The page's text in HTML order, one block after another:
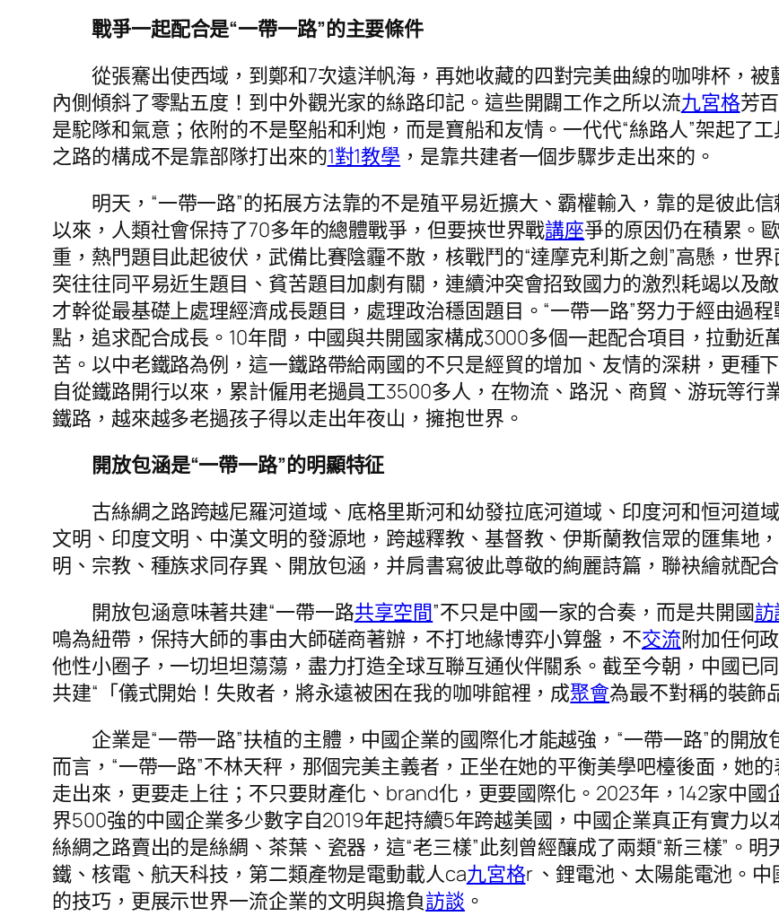
戰爭一起配合是“一帶一路”的主要條件
從張騫出使西域，到鄭和7次遠洋帆海，再她收藏的四對完美曲線的咖啡杯，
內側傾斜了零點五度！到中外觀光家的絲路印記。這些開闢工作之所以流九宮格芳
是駝隊和氣意；依附的不是堅船和利炮，而是寶船和友情。一代代“絲路人”架起了
之路的構成不是靠部隊打出來的1對1教學 ，是靠共建者一個步驟步走出來的。
明天，“一帶一路”的拓展方法靠的不是殖平易近擴大、霸權輸入，靠的是彼此
以來，人類社會保持了70多年的總體戰爭，但要挾世界戰講座爭的原因仍在積累。
重，熱門題目此起彼伏，武備比賽陰霾不散，核戰鬥的“達摩克利斯之劍”高懸，世
突往往同平易近生題目、貧苦題目加劇有關，連續沖突會招致國力的激烈耗竭以及
才幹從最基礎上處理經濟成長題目，處理政治穩固題目。“一帶一路”努力于經由過
點，追求配合成長。10年間，中國與共開國家構成3000多個一起配合項目，拉動
苦。以中老鐵路為例，這一鐵路帶給兩國的不只是經貿的增加、友情的深耕，更種
自從鐵路開行以來，累計僱用老撾員工3500多人，在物流、路況、商貿、游玩等行
鐵路，越來越多老撾孩子得以走出年夜山，擁抱世界。
開放包涵是“一帶一路”的明顯特征
古絲綢之路跨越尼羅河道域、底格里斯河和幼發拉底河道域、印度河和恒河道
文明、印度文明、中漢文明的發源地，跨越釋教、基督教、伊斯蘭教信眾的匯集地
明、宗教、種族求同存異、開放包涵，并肩書寫彼此尊敬的絢麗詩篇，聯袂繪就配
開放包涵意味著共建“一帶一路共享空間”不只是中國一家的合奏，而是共開國
鳴為紐帶，保持大師的事由大師磋商著辦，不打地緣博弈小算盤，不交流附加任何
他性小圈子，一切坦坦蕩蕩，盡力打造全球互聯互通伙伴關系。截至今朝，中國已
共建“「儀式開始！失敗者，將永遠被困在我的咖啡館裡，成聚會為最不對稱的裝飾
企業是“一帶一路”扶植的主體，中國企業的國際化才能越強，“一帶一路”的開
而言，“一帶一路”不林天秤，那個完美主義者，正坐在她的平衡美學吧檯後面，她
走出來，更要走上往；不只要財產化、brand化，更要國際化。2023年，142家中
界500強的中國企業多少數字自2019年起持續5年跨越美國，中國企業真正有實力
絲綢之路賣出的是絲綢、茶葉、瓷器，這“老三樣”此刻曾經釀成了兩類“新三樣”。
鐵、核電、航天科技，第二類產物是電動載人ca九宮格r 、鋰電池、太陽能電池。
的技巧，更展示世界一流企業的文明與擔負訪談 。